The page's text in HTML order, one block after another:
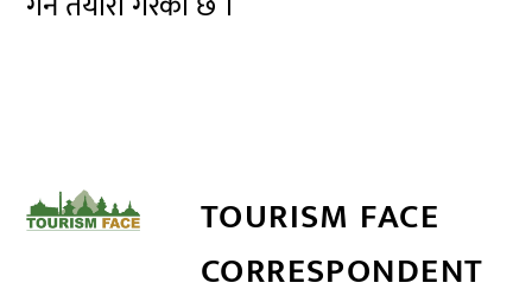
TOURISM FACE
CORRESPONDENT